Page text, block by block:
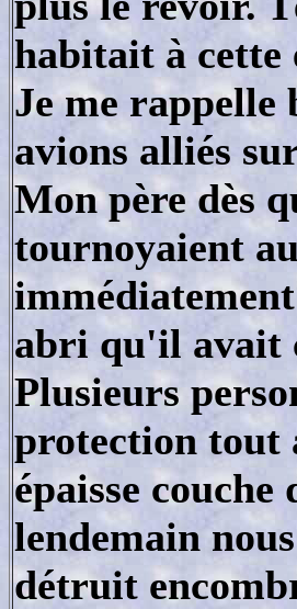
habitait à cette
Je me rappelle
avions alliés
Mon père dès
tournoyaient
abri qu'il avait
Plusieurs
protection tout
épaisse
lendemain
détruit